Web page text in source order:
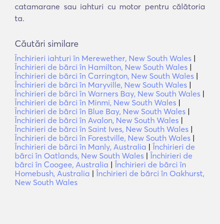
catamarane sau iahturi cu motor pentru călătoria
ta.
Căutări similare
Închirieri iahturi în Merewether, New South Wales |
Închirieri de bărci în Hamilton, New South Wales |
Închirieri de bărci în Carrington, New South Wales |
Închirieri de bărci în Maryville, New South Wales |
Închirieri de bărci în Warners Bay, New South Wales |
Închirieri de bărci în Minmi, New South Wales |
Închirieri de bărci în Blue Bay, New South Wales |
Închirieri de bărci în Avalon, New South Wales |
Închirieri de bărci în Saint Ives, New South Wales |
Închirieri de bărci în Forestville, New South Wales |
Închirieri de bărci în Manly, Australia | Închirieri de
bărci în Oatlands, New South Wales | Închirieri de
bărci în Coogee, Australia | Închirieri de bărci în
Homebush, Australia | Închirieri de bărci în Oakhurst,
New South Wales